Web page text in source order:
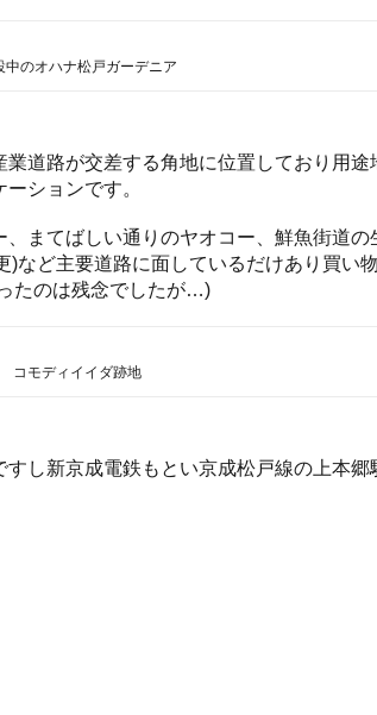
中のオハナ松戸ガーデニア
道路が交差する角地に位置しており用途
ションです。
まてばしい通りのヤオコー、鮮魚街道の
など主要道路に面しているだけあり買い物
たのは残念でしたが…)
コモディイイダ跡地
し新京成電鉄もとい京成松戸線の上本郷